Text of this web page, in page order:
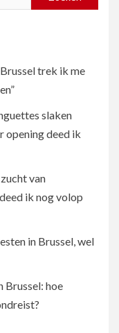
trek ik me
slaken
opening deed ik
van
ik nog volop
in Brussel, wel
Brussel: hoe